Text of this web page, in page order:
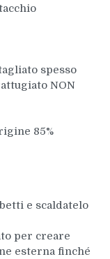
spesso
NON
85%
e scaldatelo
per creare
esterna finché